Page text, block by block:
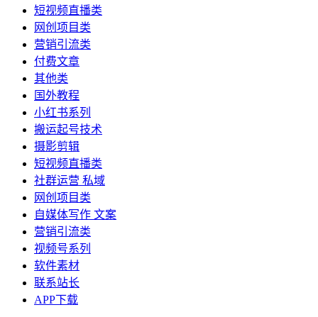
短视频直播类
网创项目类
营销引流类
付费文章
其他类
国外教程
小红书系列
搬运起号技术
摄影剪辑
短视频直播类
社群运营 私域
网创项目类
自媒体写作 文案
营销引流类
视频号系列
软件素材
联系站长
APP下载